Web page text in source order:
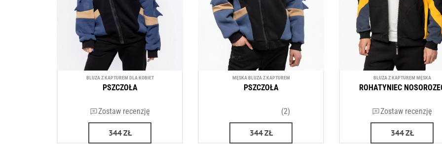
BLUZA Z KAPTUREM DLA KOBIET
PSZCZOŁA
Zostaw recenzję
344ZŁ
MĘSKA BLUZA Z KAPTUREM
PSZCZOŁA
(2)
344ZŁ
BLUZA Z KAPTUREM MĘSKA
ROHATYNIEC
Zostaw recenzję
344ZŁ